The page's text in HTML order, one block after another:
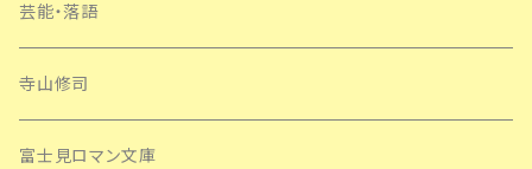
芸能・落語
寺山修司
富士見ロマン文庫